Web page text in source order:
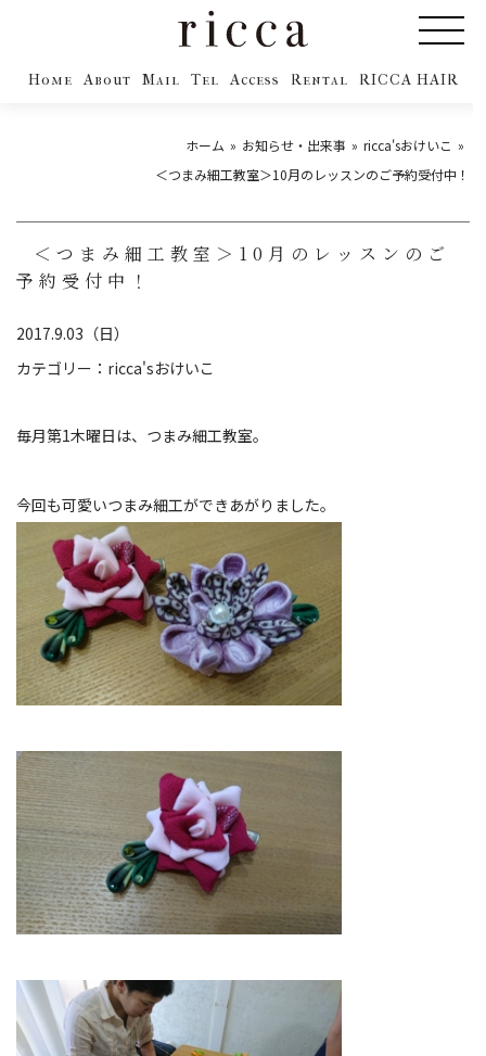
Home About Mail Tel Access Rental RICCA HAIR
ホーム お知らせ・出来事
ricca'sおけいこ
＜つまみ細工教室＞10月のレッスンのご予約受付中！
＜つまみ細工教室＞10月のレッスンのご
予約受付中！
2017.9.03（日）
カテゴリー： ricca'sおけいこ
毎月第1木曜日は、つまみ細工教室。
今回も可愛いつまみ細工ができあがりました。